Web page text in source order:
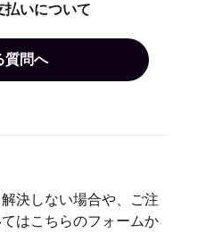
払いについて
質問へ
決しない場合や、ご注
はこちらのフォームか